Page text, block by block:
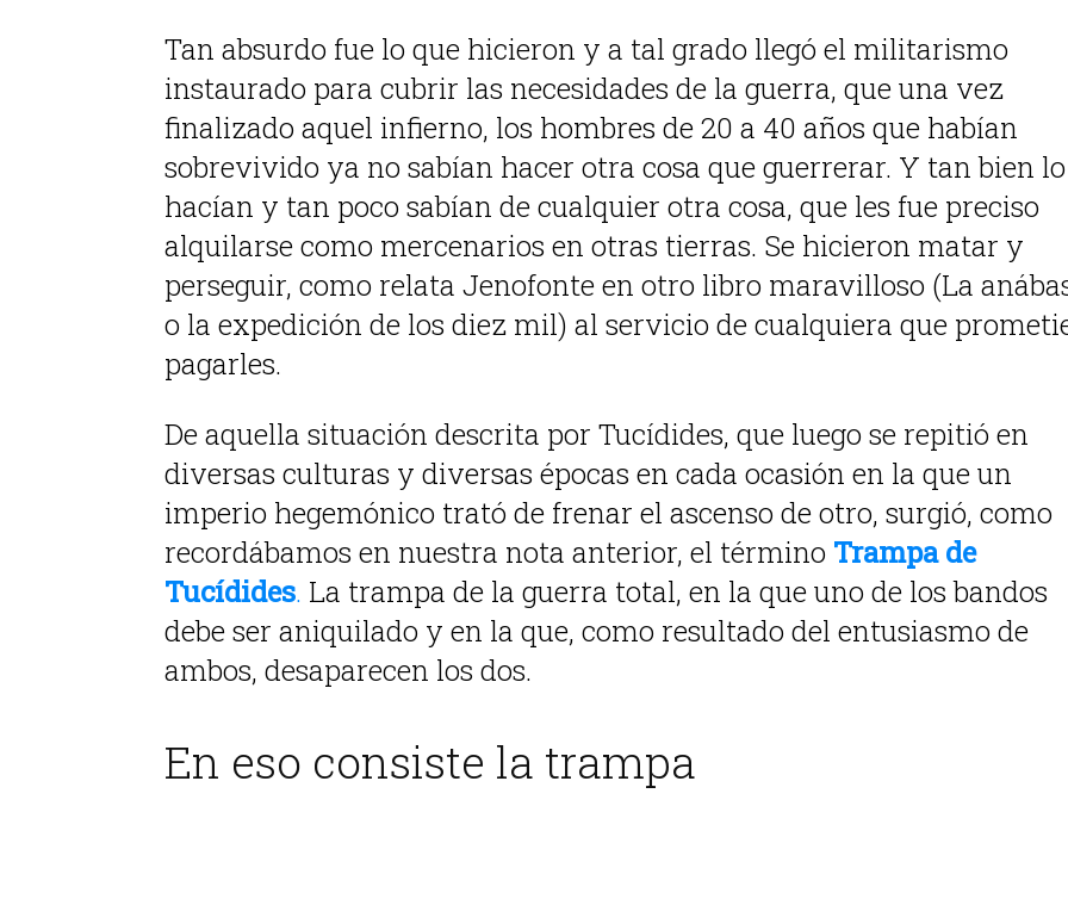
Tan absurdo fue lo que hicieron y a tal grado llegó el militarismo
instaurado para cubrir las necesidades de la guerra, que una vez
finalizado aquel infierno, los hombres de 20 a 40 años que habían
sobrevivido ya no sabían hacer otra cosa que guerrerar. Y tan bien lo
hacían y tan poco sabían de cualquier otra cosa, que les fue preciso
alquilarse como mercenarios en otras tierras. Se hicieron matar y
perseguir, como relata Jenofonte en otro libro maravilloso (La
o la expedición de los diez mil) al servicio de cualquiera que
pagarles.
De aquella situación descrita por Tucídides, que luego se repitió en
diversas culturas y diversas épocas en cada ocasión en la que un
imperio hegemónico trató de frenar el ascenso de otro, surgió, como
recordábamos en nuestra nota anterior, el término Trampa de
Tucídides. La trampa de la guerra total, en la que uno de los bandos
debe ser aniquilado y en la que, como resultado del entusiasmo de
ambos, desaparecen los dos.
En eso consiste la trampa